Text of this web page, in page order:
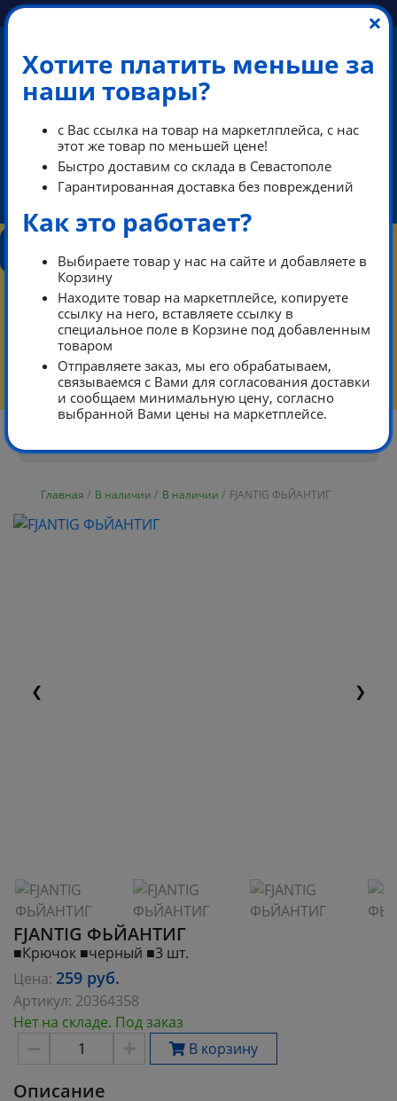
+7 (978) 013-34-00
+7 (978) 700-14-55
ikeaDos@mail.ru
РЕЖИМ РАБОТЫ
КОРЗИНА
Каталог
Контакты режим работы
Главная / В наличии / В наличии / FJANTIG ФЬЙАНТИГ
❮ ❯
FJANTIG ФЬЙАНТИГ
■Крючок ■черный ■3 шт.
Цена: 259 руб.
Артикул: 20364358
Нет на складе. Под заказ
В корзину
Описание
×
Хотите платить меньше за
наши товары?
с Вас ссылка на товар на маркетлплейса, с нас
этот же товар по меньшей цене!
Быстро доставим со склада в Севастополе
Гарантированная доставка без повреждений
Как это работает?
Выбираете товар у нас на сайте и добавляете в
Корзину
Находите товар на маркетплейсе, копируете
ссылку на него, вставляете ссылку в
специальное поле в Корзине под добавленным
товаром
Отправляете заказ, мы его обрабатываем,
связываемся с Вами для согласования доставки
и сообщаем минимальную цену, согласно
выбранной Вами цены на маркетплейсе.